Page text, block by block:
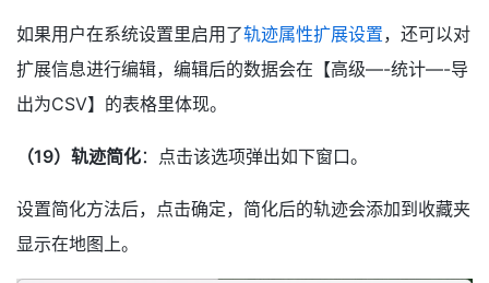
如果用户在系统设置里启用了轨迹属性扩展设置，还可以对
扩展信息进行编辑，编辑后的数据会在【高级—-统计—-导
出为CSV】的表格里体现。
（19）轨迹简化：点击该选项弹出如下窗口。
设置简化方法后，点击确定，简化后的轨迹会添加到收藏夹
显示在地图上。